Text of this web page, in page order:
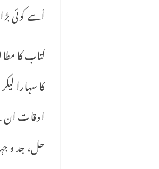
اُسے کوئی
کتاب کا
کا سہارا
اوقات ان
حل، جد و